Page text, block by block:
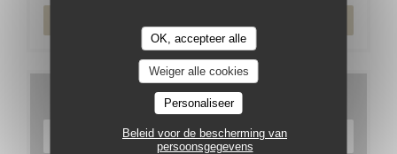
OK, accepteer alle
Weiger alle cookies
Personaliseer
Beleid voor de bescherming van
persoonsgegevens
Menu's
ONTDEK ONS MENU